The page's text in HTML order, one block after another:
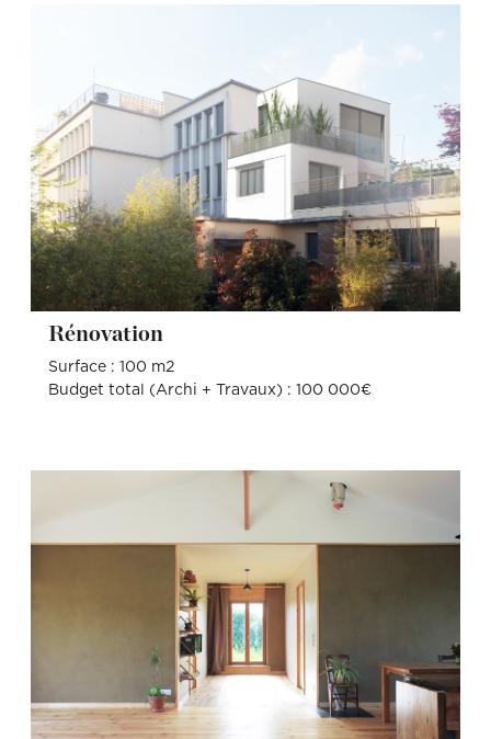
Rénovation
Surface : 100 m2
Budget total (Archi + Travaux) : 100 000€